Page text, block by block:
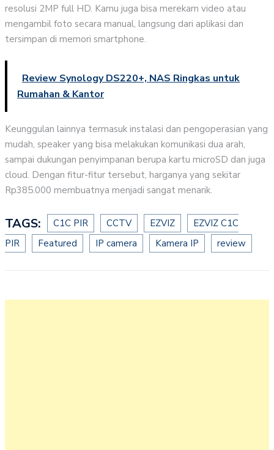
resolusi 2MP full HD. Kamu juga bisa merekam video atau
mengambil foto secara manual, langsung dari aplikasi dan
tersimpan di memori smartphone.
Review Synology DS220+, NAS Ringkas untuk
Rumahan & Kantor
Keunggulan lainnya termasuk instalasi dan pengoperasian yang
mudah, speaker yang bisa melakukan komunikasi dua arah,
sampai dukungan penyimpanan berupa kartu microSD dan juga
cloud. Dengan fitur-fitur tersebut, harganya yang sekitar
Rp385.000 membuatnya menjadi sangat menarik.
TAGS: C1C PIR CCTV EZVIZ
EZVIZ C1C
PIR
Featured IP camera Kamera IP review